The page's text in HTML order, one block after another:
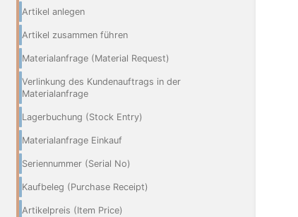
Artikel anlegen
Artikel zusammen führen
Materialanfrage (Material Request)
Verlinkung des Kundenauftrags in der
Materialanfrage
Lagerbuchung (Stock Entry)
Materialanfrage Einkauf
Seriennummer (Serial No)
Kaufbeleg (Purchase Receipt)
Artikelpreis (Item Price)